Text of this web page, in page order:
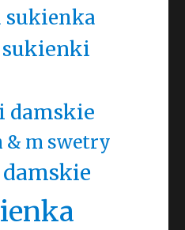
sukienka
sukienki
damskie
& m swetry